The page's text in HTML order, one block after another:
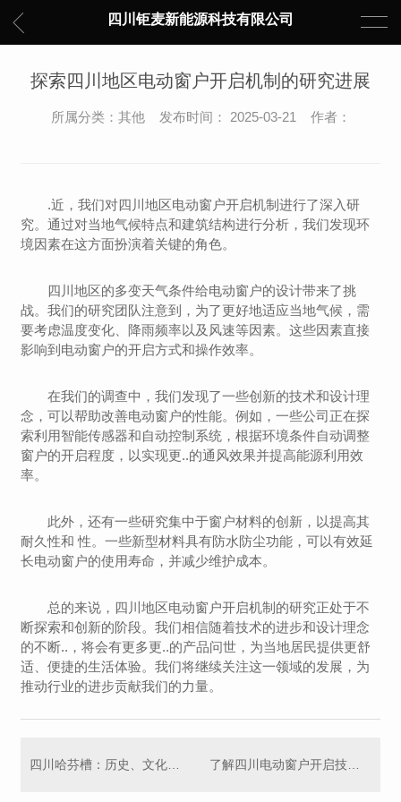
四川钜麦新能源科技有限公司
探索四川地区电动窗户开启机制的研究进展
所属分类：其他 发布时间： 2025-03-21 作者：
.近，我们对四川地区电动窗户开启机制进行了深入研
究。通过对当地气候特点和建筑结构进行分析，我们发现环
境因素在这方面扮演着关键的角色。
四川地区的多变天气条件给电动窗户的设计带来了挑
战。我们的研究团队注意到，为了更好地适应当地气候，需
要考虑温度变化、降雨频率以及风速等因素。这些因素直接
影响到电动窗户的开启方式和操作效率。
在我们的调查中，我们发现了一些创新的技术和设计理
念，可以帮助改善电动窗户的性能。例如，一些公司正在探
索利用智能传感器和自动控制系统，根据环境条件自动调整
窗户的开启程度，以实现更..的通风效果并提高能源利用效
率。
此外，还有一些研究集中于窗户材料的创新，以提高其
耐久性和 性。一些新型材料具有防水防尘功能，可以有效延
长电动窗户的使用寿命，并减少维护成本。
总的来说，四川地区电动窗户开启机制的研究正处于不
断探索和创新的阶段。我们相信随着技术的进步和设计理念
的不断..，将会有更多更..的产品问世，为当地居民提供更舒
适、便捷的生活体验。我们将继续关注这一领域的发展，为
推动行业的进步贡献我们的力量。